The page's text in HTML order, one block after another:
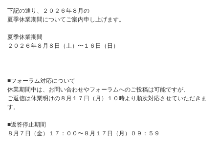
下記の通り、２０２６年８月の
夏季休業期間についてご案内申し上げます。
夏季休業期間
２０２６年８月８日（土）〜１６日（日）
■フォーラム対応について
休業期間中は、お問い合わせやフォーラムへのご投稿は可能ですが、
ご返信は休業明けの８月１７日（月）１０時より順次対応させていただきま
す。
■返答停止期間
８月７日（金）１７：００〜８月１７日（月）０９：５９